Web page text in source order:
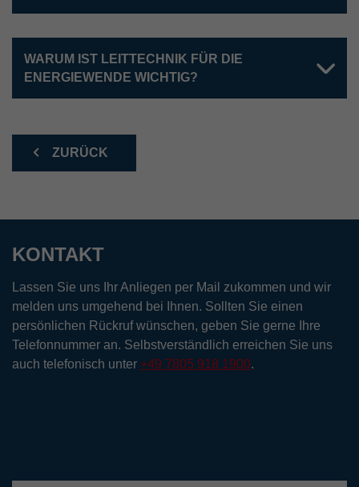
WARUM IST LEITTECHNIK FÜR DIE
ENERGIEWENDE WICHTIG?
ZURÜCK
KONTAKT
Lassen Sie uns Ihr Anliegen per Mail zukommen und wir
melden uns umgehend bei Ihnen. Sollten Sie einen
persönlichen Rückruf wünschen, geben Sie gerne Ihre
Telefonnummer an. Selbstverständlich erreichen Sie uns
auch telefonisch unter +49 7805 918 1900.